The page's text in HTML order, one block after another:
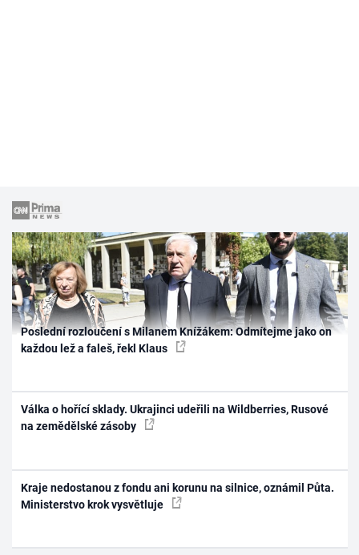
Poslední rozloučení s Milanem Knížákem: Odmítejme jako on
každou lež a faleš, řekl Klaus
Válka o hořící sklady. Ukrajinci udeřili na Wildberries, Rusové
na zemědělské zásoby
Kraje nedostanou z fondu ani korunu na silnice, oznámil Půta.
Ministerstvo krok vysvětluje